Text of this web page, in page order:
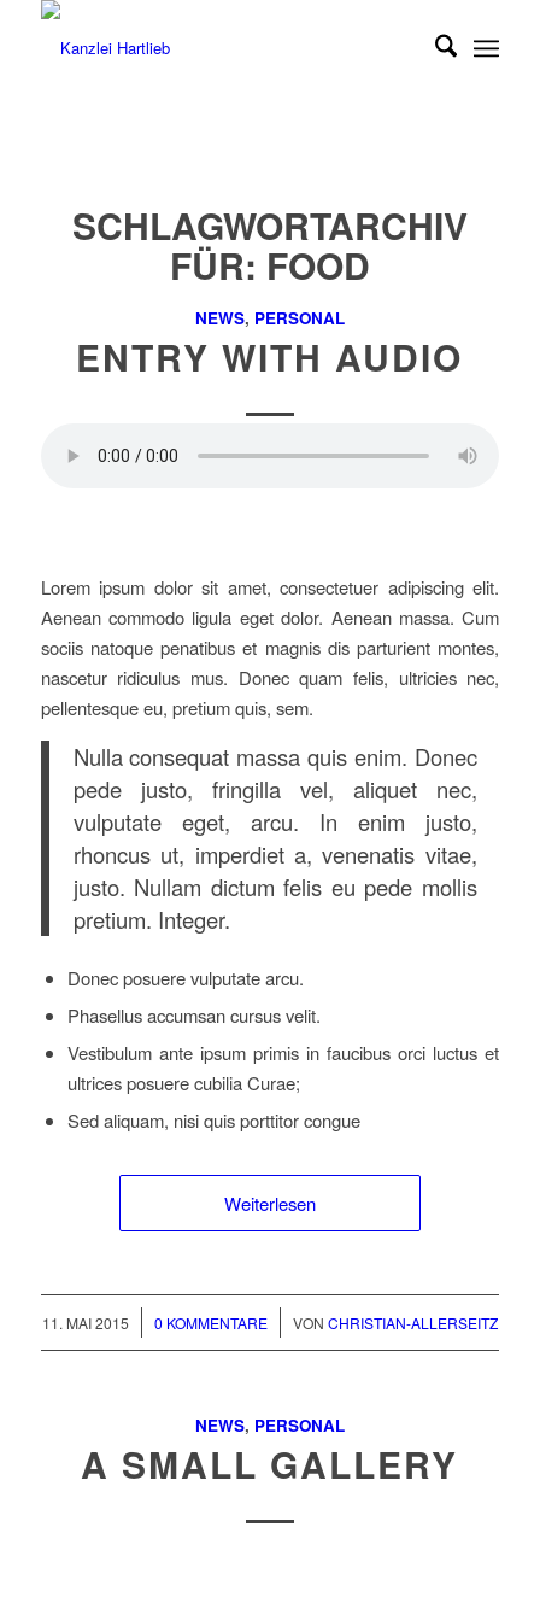
SCHLAGWORTARCHIV
FÜR: FOOD
NEWS, PERSONAL
ENTRY WITH AUDIO
Lorem ipsum dolor sit amet, consectetuer adipiscing elit.
Aenean commodo ligula eget dolor. Aenean massa. Cum
sociis natoque penatibus et magnis dis parturient montes,
nascetur ridiculus mus. Donec quam felis, ultricies nec,
pellentesque eu, pretium quis, sem.
Nulla consequat massa quis enim. Donec
pede justo, fringilla vel, aliquet nec,
vulputate eget, arcu. In enim justo,
rhoncus ut, imperdiet a, venenatis vitae,
justo. Nullam dictum felis eu pede mollis
pretium. Integer.
Donec posuere vulputate arcu.
Phasellus accumsan cursus velit.
Vestibulum ante ipsum primis in faucibus orci luctus et
ultrices posuere cubilia Curae;
Sed aliquam, nisi quis porttitor congue
Weiterlesen
11. MAI 2015
/ 0 KOMMENTARE
/ VON CHRISTIAN-ALLERSEITZ
NEWS, PERSONAL
A SMALL GALLERY